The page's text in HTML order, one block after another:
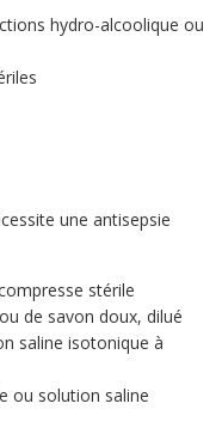
hydro-alcoolique ou
une antisepsie
stérile
de savon doux, dilué
saline isotonique à
ou solution saline